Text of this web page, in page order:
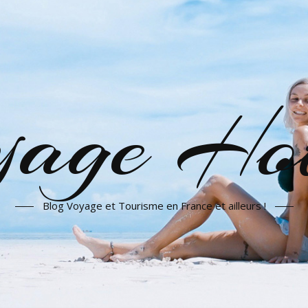
Blog Voyage et Tourisme en France et ailleurs !